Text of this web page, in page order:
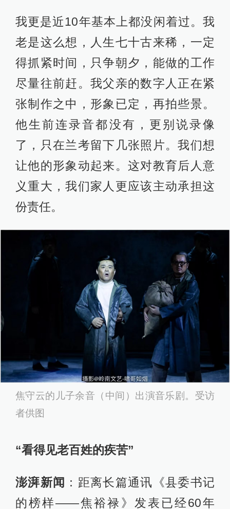
我更是近10年基本上都没闲着过。我
老是这么想，人生七十古来稀，一定
得抓紧时间，只争朝夕，能做的工作
尽量往前赶。我父亲的数字人正在紧
张制作之中，形象已定，再拍些景。
他生前连录音都没有，更别说录像
了，只在兰考留下几张照片。我们想
让他的形象动起来。这对教育后人意
义重大，我们家人更应该主动承担这
份责任。
焦守云的儿子余音（中间）出演音乐剧。受访
者供图
“看得见老百姓的疾苦”
澎湃新闻 ：距离长篇通讯《县委书记
的榜样——焦裕禄》发表已经60年